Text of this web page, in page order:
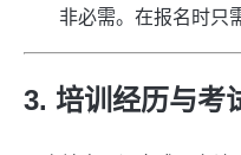
非必需。在报名时只
3. 培训经历与考